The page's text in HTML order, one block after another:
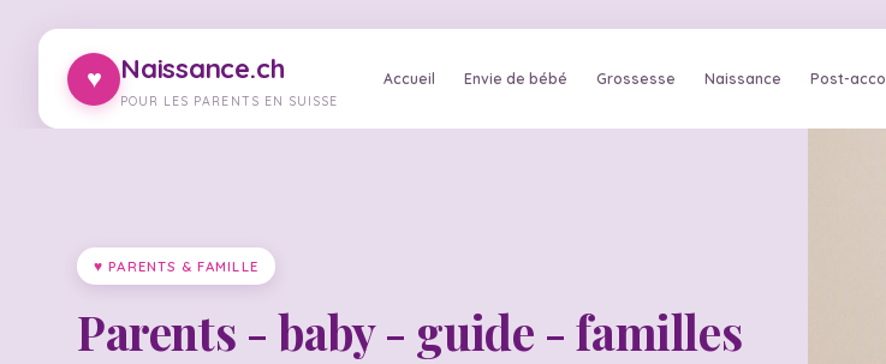
♥ Naissance.ch
POUR LES PARENTS EN SUISSE
Accueil Envie de bébé Grossesse Naissance Post-
♥ PARENTS & FAMILLE
Parents - baby - guide - familles